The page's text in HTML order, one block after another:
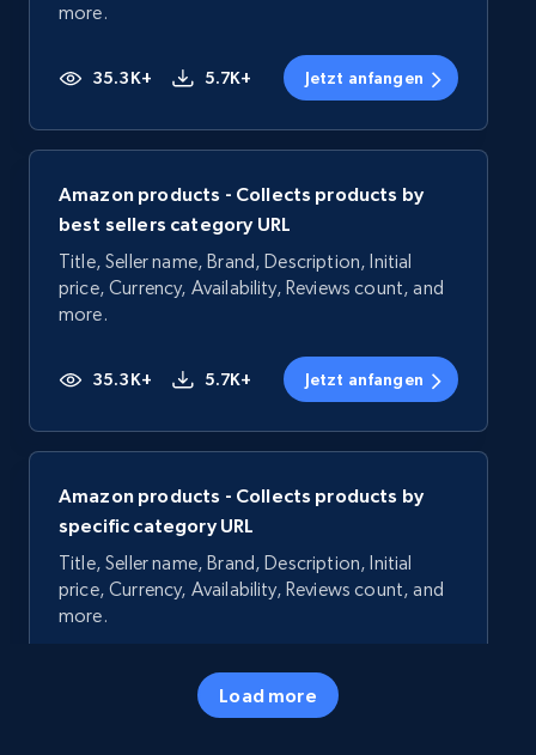
more.
35.3K+ 5.7K+ Jetzt anfangen
Amazon products - Collects products by
best sellers category URL
Title, Seller name, Brand, Description, Initial
price, Currency, Availability, Reviews count, and
more.
35.3K+ 5.7K+ Jetzt anfangen
Amazon products - Collects products by
specific category URL
Title, Seller name, Brand, Description, Initial
price, Currency, Availability, Reviews count, and
more.
5.7K+ Jetzt anfangen
Load more